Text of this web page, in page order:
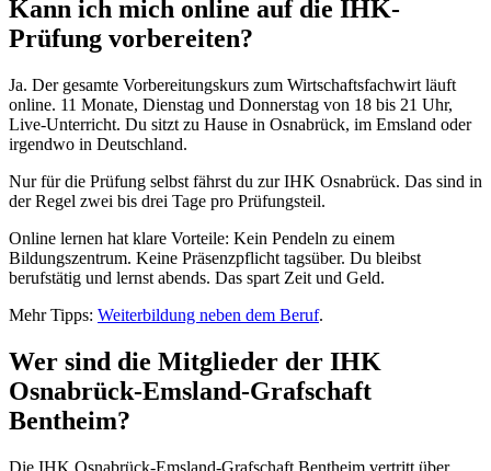
Kann ich mich online auf die IHK-
Prüfung vorbereiten?
Ja. Der gesamte Vorbereitungskurs zum Wirtschaftsfachwirt läuft
online. 11 Monate, Dienstag und Donnerstag von 18 bis 21 Uhr,
Live-Unterricht. Du sitzt zu Hause in Osnabrück, im Emsland oder
irgendwo in Deutschland.
Nur für die Prüfung selbst fährst du zur IHK Osnabrück. Das sind in
der Regel zwei bis drei Tage pro Prüfungsteil.
Online lernen hat klare Vorteile: Kein Pendeln zu einem
Bildungszentrum. Keine Präsenzpflicht tagsüber. Du bleibst
berufstätig und lernst abends. Das spart Zeit und Geld.
Mehr Tipps: Weiterbildung neben dem Beruf.
Wer sind die Mitglieder der IHK
Osnabrück-Emsland-Grafschaft
Bentheim?
Die IHK Osnabrück-Emsland-Grafschaft Bentheim vertritt über